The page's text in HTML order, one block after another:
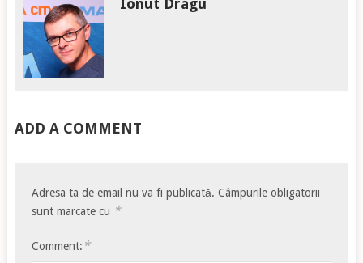
Ionut Dragu
ADD A COMMENT
Adresa ta de email nu va fi publicată. Câmpurile obligatorii
sunt marcate cu *
Comment: *